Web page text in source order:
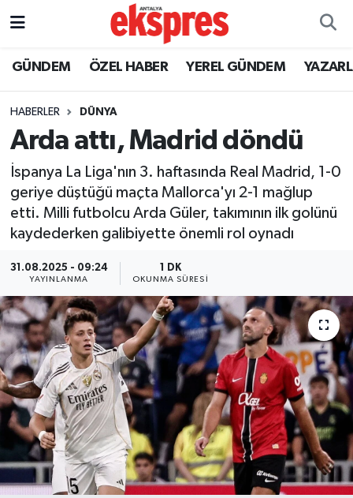
GÜNDEM ÖZEL HABER YEREL GÜNDEM
HABERLER DÜNYA
Arda attı, Madrid döndü
İspanya La Liga'nın 3. haftasında Real Madrid, 1-0
geriye düştüğü maçta Mallorca'yı 2-1 mağlup
etti. Milli futbolcu Arda Güler, takımının ilk golünü
kaydederken galibiyette önemli rol oynadı
31.08.2025 - 09:24
YAYINLANMA
1 DK
OKUNMA SÜRESI
ÖZEL HABER
YEREL GÜNDEM
EKONOMİ
KÜLTÜR - SANAT
SPOR
SİYASET
SAĞLIK
DÜNYA
EĞİTİM
TURİZM
Nöbetçi Eczaneler
Trafik Durumu
Süper Lig Puan Durumu ve Fikstür
Tüm Manşetler
Son Dakika Haberleri
Haber Arşivi